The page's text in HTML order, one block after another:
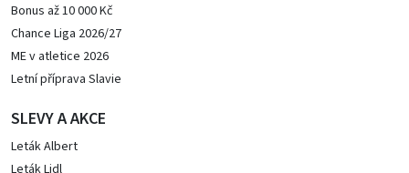
Bonus až 10 000 Kč
Chance Liga 2026/27
ME v atletice 2026
Letní příprava Slavie
SLEVY A AKCE
Leták Albert
Leták Lidl